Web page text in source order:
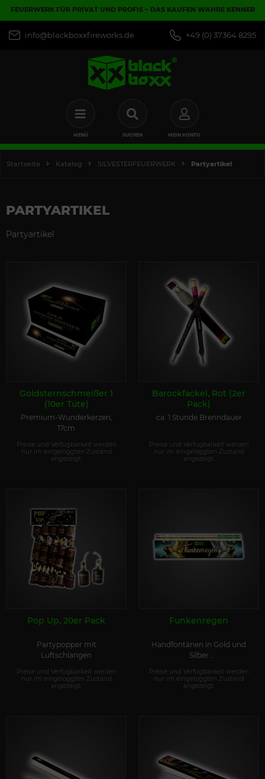
FEUERWERK FÜR PRIVAT UND PROFIS – DAS KAUFEN WAHRE KENNER
info@blackboxxfireworks.de +49 (0) 37364 8295
MENÜ SUCHEN MEIN KONTO
Startseite Katalog SILVESTERFEUERWERK Partyartikel
PARTYARTIKEL
Partyartikel
Goldsternschmeißer 1
(10er Tüte)
Premium-Wunderkerzen,
17cm
Preise und Verfügbarkeit werden
nur im eingeloggten Zustand
angezeigt.
Barockfackel, Rot (2er
Pack)
ca. 1 Stunde Brenndauer
Preise und Verfügbarkeit werden
nur im eingeloggten Zustand
angezeigt.
Pop Up, 20er Pack
Partypopper mit
Luftschlangen
Preise und Verfügbarkeit werden
nur im eingeloggten Zustand
angezeigt.
Funkenregen
Handfontänen in Gold und
Silber
Preise und Verfügbarkeit werden
nur im eingeloggten Zustand
angezeigt.